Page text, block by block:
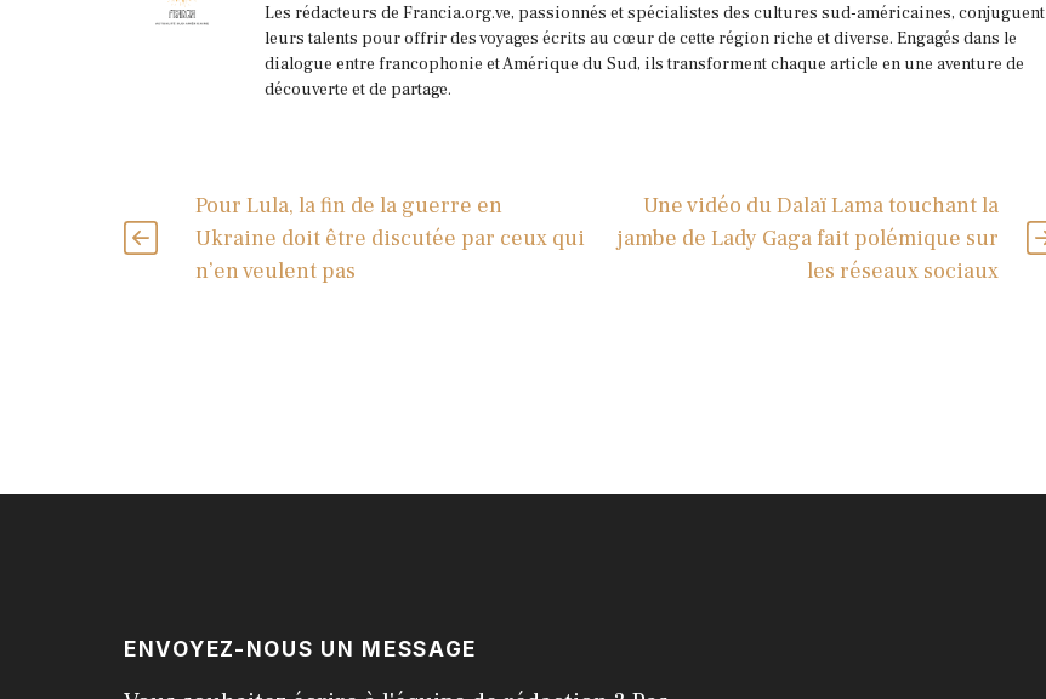
Les rédacteurs de Francia.org.ve, passionnés et spécialistes des cultures sud-américaines, conjuguent
leurs talents pour offrir des voyages écrits au cœur de cette région riche et diverse. Engagés dans le
dialogue entre francophonie et Amérique du Sud, ils transforment chaque article en une aventure de
découverte et de partage.
Pour Lula, la fin de la guerre en
Ukraine doit être discutée par ceux qui
n’en veulent pas
Une vidéo du Dalaï Lama touchant la
jambe de Lady Gaga fait polémique sur
les réseaux sociaux
ENVOYEZ-NOUS UN MESSAGE